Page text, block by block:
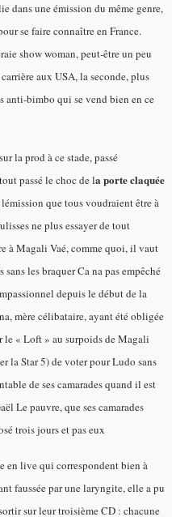
dans une émission du même genre,
se faire connaître en France.
show woman, peut-être un peu
aux USA, la seconde, plus
anti-bimbo qui se vend bien en ce
la prod à ce stade, passé
passé le choc de la porte claquée
que tous voudraient être à
ne plus essayer de tout
à Magali Vaé, comme quoi, il vaut
les braquer Ca na pas empêché
depuis le début de la
mère célibataire, ayant été obligée
« Loft » au surpoids de Magali
la Star 5) de voter pour Ludo sans
de ses camarades quand il est
Le pauvre, que ses camarades
trois jours et pas eux
en live qui correspondent bien à
faussée par une laryngite, elle a pu
sur leur troisième CD : chacune